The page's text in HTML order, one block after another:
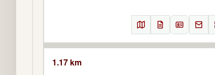
1.17 km